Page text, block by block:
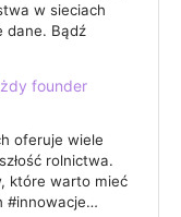
w sieciach
dane. Bądź
founder
oferuje wiele
rolnictwa.
które warto mieć
#innowacje…